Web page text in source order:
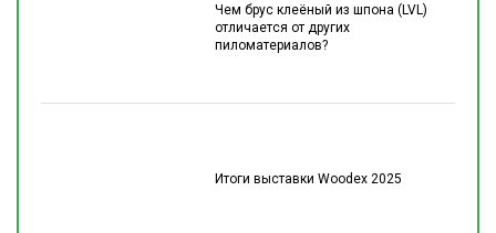
Чем брус клеёный из шпона (LVL)
отличается от других
пиломатериалов?
Итоги выставки Woodex 2025